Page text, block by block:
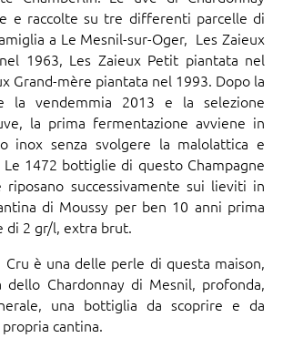
e raccolte su tre differenti parcelle di
a Le Mesnil-sur-Oger, Les Zaieux
1963, Les Zaieux Petit piantata nel
Grand-mère piantata nel 1993. Dopo la
la vendemmia 2013 e la selezione
la prima fermentazione avviene in
inox senza svolgere la malolattica e
1472 bottiglie di questo Champagne
riposano successivamente sui lieviti in
di Moussy per ben 10 anni prima
di 2 gr/l, extra brut.
è una delle perle di questa maison,
dello Chardonnay di Mesnil, profonda,
una bottiglia da scoprire e da
cantina.